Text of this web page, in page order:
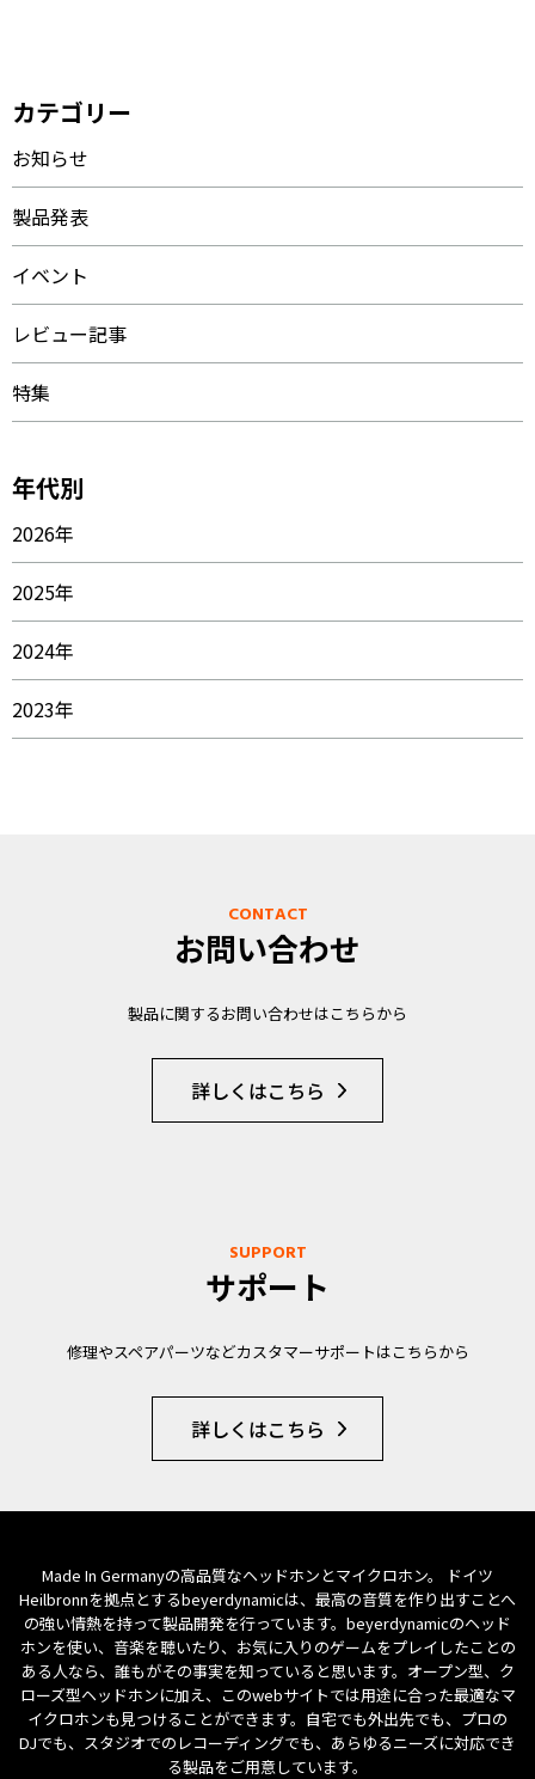
カテゴリー
お知らせ
製品発表
イベント
レビュー記事
特集
年代別
2026年
2025年
2024年
2023年
CONTACT
お問い合わせ
製品に関するお問い合わせはこちらから
詳しくはこちら
SUPPORT
サポート
修理やスペアパーツなどカスタマーサポートはこちらから
詳しくはこちら
Made In Germanyの高品質なヘッドホンとマイクロホン。 ドイツ
Heilbronnを拠点とするbeyerdynamicは、最高の音質を作り出すことへ
の強い情熱を持って製品開発を行っています。beyerdynamicのヘッド
ホンを使い、音楽を聴いたり、お気に入りのゲームをプレイしたことの
ある人なら、誰もがその事実を知っていると思います。オープン型、ク
ローズ型ヘッドホンに加え、このwebサイトでは用途に合った最適なマ
イクロホンも見つけることができます。自宅でも外出先でも、プロの
DJでも、スタジオでのレコーディングでも、あらゆるニーズに対応でき
る製品をご用意しています。